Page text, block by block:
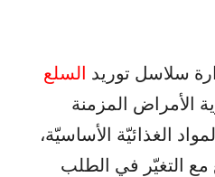
سلاسل توريد السلع
الأمراض المزمنة
الغذائيّة الأساسيّة،
مع التغيّر في الطلب